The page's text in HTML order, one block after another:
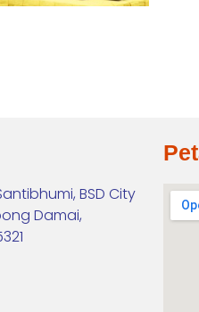
BSD City
Damai,